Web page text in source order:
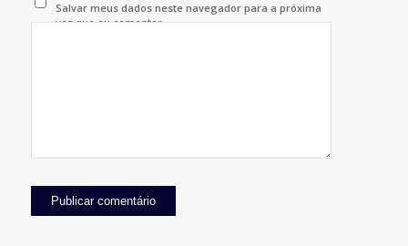
Salvar meus dados neste navegador para a próxima
vez que eu comentar.